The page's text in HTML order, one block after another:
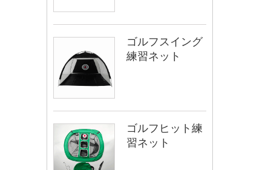
ゴルフスイング
練習ネット
ゴルフヒット練
習ネット